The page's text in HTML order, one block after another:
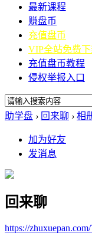
最新课程
赚盘币
充值盘币
VIP全站免费
充值盘币教程
侵权举报入口
助学盘 › 回来聊 › 相
加为好友
发消息
回来聊
https://